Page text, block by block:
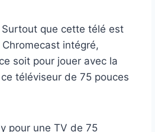
Surtout que cette télé est
intégré,
soit pour jouer avec la
téléviseur de 75 pouces
pour une TV de 75